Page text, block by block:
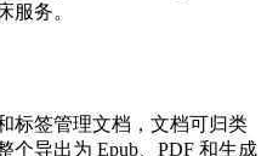
服务。
标签管理文档，文档可归类
个导出为 Epub、PDF 和生成